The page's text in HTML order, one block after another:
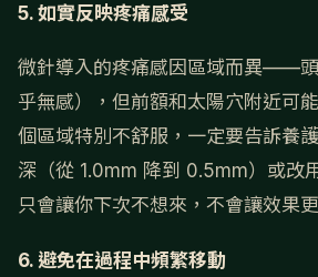
5. 如實反映疼痛感受
微針導入的疼痛感因區域而異——
乎無感），但前額和太陽穴附近可
個區域特別不舒服，一定要告訴養
深（從 1.0mm 降到 0.5mm）或改
只會讓你下次不想來，不會讓效果更
6. 避免在過程中頻繁移動